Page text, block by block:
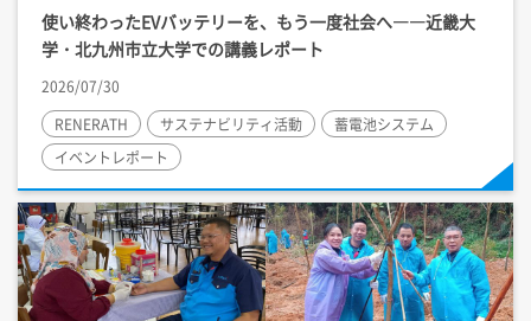
使い終わったEVバッテリーを、もう一度社会へ――近畿大
学・北九州市立大学での講義レポート
2026/07/30
RENERATH
サステナビリティ活動
蓄電池システム
イベントレポート